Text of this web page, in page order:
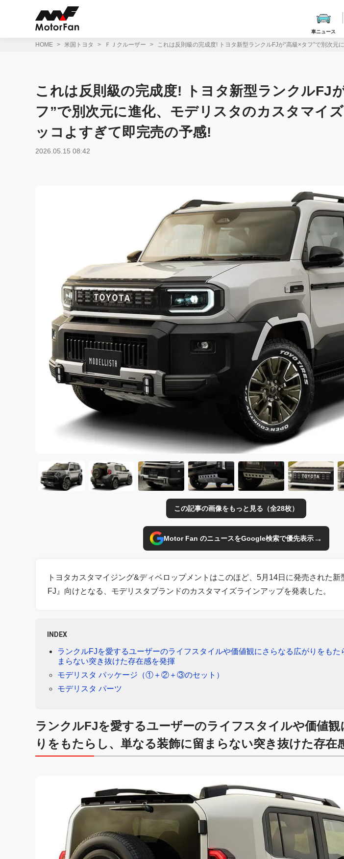
車ニュース
HOME 米国トヨタ ＦＪクルーザー これは反則級の完成度! トヨタ新型ランクルFJが“高級×タフ”で別次
これは反則級の完成度! トヨタ新型ランクルFJ
フ”で別次元に進化、モデリスタのカスタマイ
ッコよすぎて即完売の予感!
2026.05.15 08:42
この記事の画像をもっと見る（全28枚）
Motor Fan のニュースをGoogle検索で優先表示→
トヨタカスタマイジング&ディベロップメントはこのほど、5月14日に発売された新
FJ』向けとなる、モデリスタブランドのカスタマイズラインアップを発表した。
INDEX
ランクルFJを愛するユーザーのライフスタイルや価値観にさらなる広がりをもた
まらない突き抜けた存在感を発揮
モデリスタ パッケージ（①＋②＋③のセット）
モデリスタ パーツ
ランクルFJを愛するユーザーのライフスタイルや価値
りをもたらし、単なる装飾に留まらない突き抜けた存在